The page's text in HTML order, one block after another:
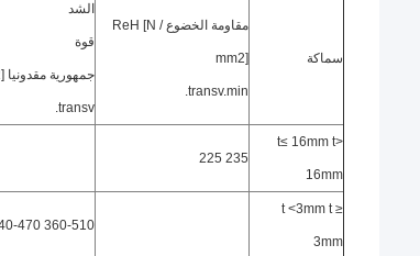
سماكة
مقاومة الخضوع ReH [N /
mm2]
transv.min.
الشد
قوة
transv.
t≤ 16mm t>
16mm
235 225
t <3mm t ≥
3mm
360-510 340-470